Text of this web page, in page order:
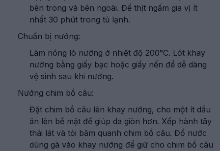
bên trong và bên ngoài. Để thịt ngấm gia vị ít
nhất 30 phút trong tủ lạnh.
Chuẩn bị nướng:
Làm nóng lò nướng ở nhiệt độ 200°C. Lót khay
nướng bằng giấy bạc hoặc giấy nến để dễ dàng
vệ sinh sau khi nướng.
Nướng chim bồ câu:
Đặt chim bồ câu lên khay nướng, cho một ít dầu
ăn lên bề mặt để giúp da giòn hơn. Xếp hành tây
thái lát và tỏi băm quanh chim bồ câu. Đổ nước
dùng gà vào khay nướng để giữ cho chim bồ câu